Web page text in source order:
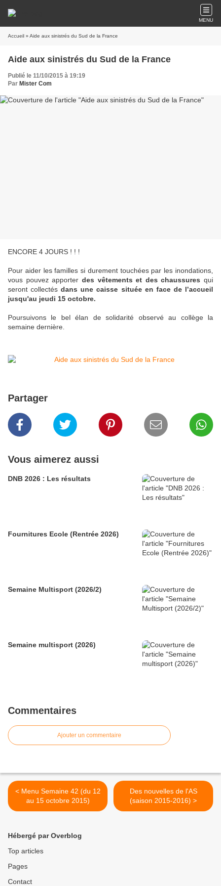
MENU
Accueil » Aide aux sinistrés du Sud de la France
Aide aux sinistrés du Sud de la France
Publié le 11/10/2015 à 19:19
Par Mister Com
ENCORE 4 JOURS ! ! !
Pour aider les familles si durement touchées par les inondations,
vous pouvez apporter des vêtements et des chaussures qui
seront collectésdans une caisse située en face de l’accueil
jusqu'au jeudi 15 octobre.
Poursuivons le bel élan de solidarité observé au collège la
semaine dernière.
Partager
Vous aimerez aussi
DNB 2026 : Les résultats
Fournitures Ecole (Rentrée 2026)
Semaine Multisport (2026/2)
Semaine multisport (2026)
Commentaires
Ajouter un commentaire
< Menu Semaine 42 (du 12
au 15 octobre 2015)
Des nouvelles de l'AS
(saison 2015-2016) >
Hébergé par Overblog
Top articles
Pages
Contact